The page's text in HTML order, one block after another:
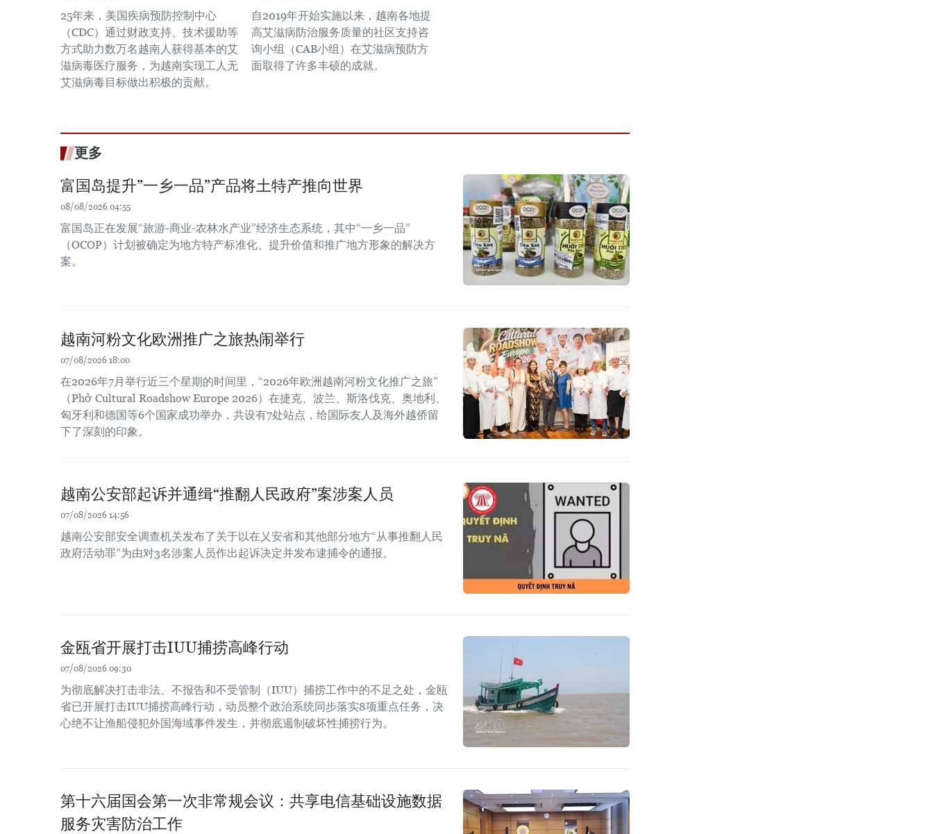
25年来，美国疾病预防控制中心
（CDC）通过财政支持、技术援助等
方式助力数万名越南人获得基本的艾
滋病毒医疗服务，为越南实现工人无
艾滋病毒目标做出积极的贡献。
自2019年开始实施以来，越南各地提
高艾滋病防治服务质量的社区支持咨
询小组（CAB小组）在艾滋病预防方
面取得了许多丰硕的成就。
更多
富国岛提升”一乡一品”产品将土特产推向世界
08/08/2026 04:55
富国岛正在发展“旅游-商业-农林水产业”经济生态系统，其中“一乡一品”
（OCOP）计划被确定为地方特产标准化、提升价值和推广地方形象的解决方
案。
越南河粉文化欧洲推广之旅热闹举行
07/08/2026 18:00
在2026年7月举行近三个星期的时间里，“2026年欧洲越南河粉文化推广之旅”
（Phở Cultural Roadshow Europe 2026）在捷克、波兰、斯洛伐克、奥地利、
匈牙利和德国等6个国家成功举办，共设有7处站点，给国际友人及海外越侨留
下了深刻的印象。
越南公安部起诉并通缉“推翻人民政府”案涉案人员
07/08/2026 14:56
越南公安部安全调查机关发布了关于以在乂安省和其他部分地方“从事推翻人民
政府活动罪”为由对3名涉案人员作出起诉决定并发布逮捕令的通报。
金瓯省开展打击IUU捕捞高峰行动
07/08/2026 09:30
为彻底解决打击非法、不报告和不受管制（IUU）捕捞工作中的不足之处，金瓯
省已开展打击IUU捕捞高峰行动，动员整个政治系统同步落实8项重点任务，决
心绝不让渔船侵犯外国海域事件发生，并彻底遏制破坏性捕捞行为。
第十六届国会第一次非常规会议：共享电信基础设施数据
服务灾害防治工作